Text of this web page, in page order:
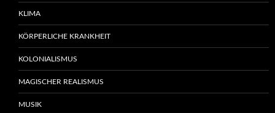
KLIMA
KÖRPERLICHE KRANKHEIT
KOLONIALISMUS
MAGISCHER REALISMUS
MUSIK